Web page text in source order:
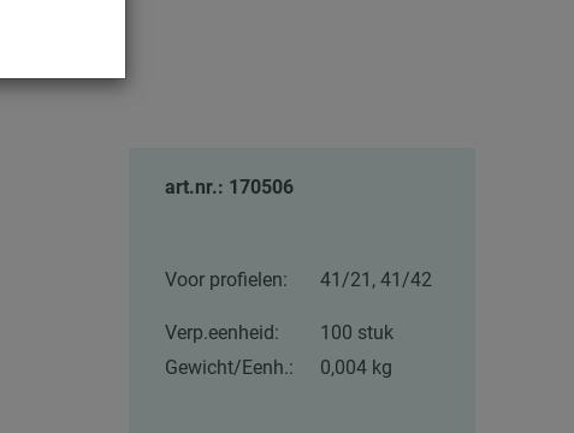
art.nr.: 170506
Voor profielen: 41/21, 41/42
Verp.eenheid:
100 stuk
Gewicht/Eenh.:
0,004 kg